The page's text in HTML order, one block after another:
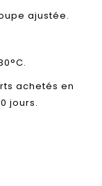
ajustée.
achetés en
jours.